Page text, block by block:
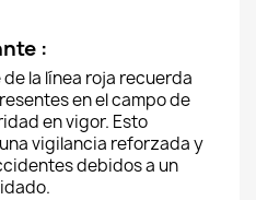
:
la línea roja recuerda
en el campo de
en vigor. Esto
vigilancia reforzada y
debidos a un